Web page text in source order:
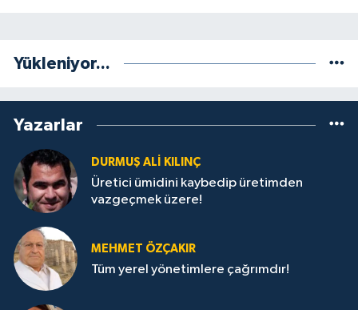
Yükleniyor...
Yazarlar
DURMUŞ ALI KILINÇ
Üretici ümidini kaybedip üretimden
vazgeçmek üzere!
MEHMET ÖZÇAKIR
Tüm yerel yönetimlere çağrımdır!